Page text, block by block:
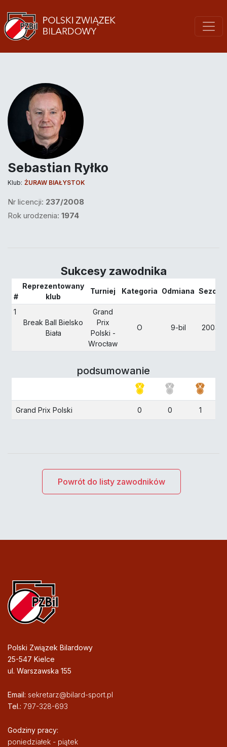
Sebastian Ryłko
Klub: ŻURAW BIAŁYSTOK
Nr licencji: 237/2008
Rok urodzenia: 1974
Sukcesy zawodnika
#
Reprezentowany
klub
Turniej Kategoria Odmiana Sezon
1
Break Ball Bielsko
Biała
Grand
Prix
Polski -
Wrocław
O 9-bil 2003
podsumowanie
Grand Prix Polski 0 0 1
Powrót do listy zawodników
Polski Związek Bilardowy
25-547 Kielce
ul. Warszawska 155
Email: sekretarz@bilard-sport.pl
Tel.: 797-328-693
Godziny pracy:
poniedziałek - piątek